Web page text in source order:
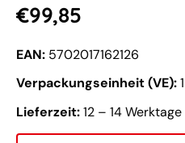
Normaler
Preis
€99,85
EAN: 5702017162126
Verpackungseinheit (VE):
Lieferzeit:12 – 14